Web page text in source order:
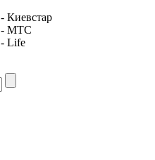
- Киевстар
- MTC
- Life